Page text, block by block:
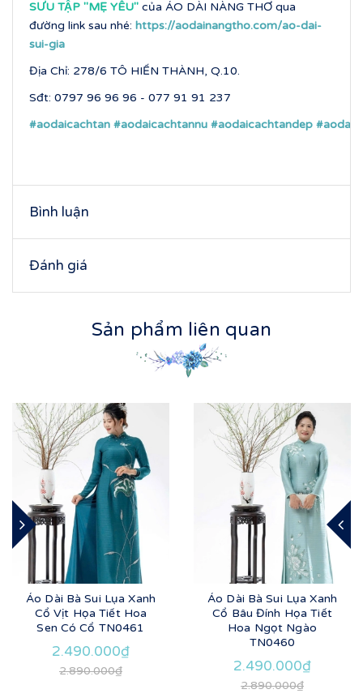
SƯU TẬP ''MẸ YÊU'' của ÁO DÀI NÀNG THƠ qua
đường link sau nhé: https://aodainangtho.com/ao-dai-
sui-gia
Địa Chỉ: 278/6 TÔ HIẾN THÀNH, Q.10.
Sđt: 0797 96 96 96 - 077 91 91 237
#aodaicachtan #aodaicachtannu #aodaicachtandep
Bình luận
Đánh giá
Sản phẩm liên quan
Áo Dài Bà Sui Lụa Xanh
Cổ Vịt Họa Tiết Hoa
Sen Có Cổ TN0461
2.490.000₫
2.890.000₫
Áo Dài Bà Sui Lụa Xanh
Cổ Bâu Đính Họa Tiết
Hoa Ngọt Ngào
TN0460
2.490.000₫
2.890.000₫